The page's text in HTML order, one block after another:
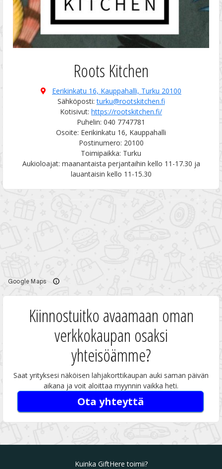
Roots Kitchen
Eerikinkatu 16, Kauppahalli, Turku 20100
Sähköposti:turku@rootskitchen.fi
Kotisivut: https://rootskitchen.fi/
Puhelin: 040 7747781
Osoite: Eerikinkatu 16, Kauppahalli
Postinumero: 20100
Toimipaikka: Turku
Aukioloajat: maanantaista perjantaihin kello 11-17.30 ja
lauantaisin kello 11-15.30
Kiinnostuitko avaamaan oman
verkkokaupan osaksi
yhteisöämme?
Saat yrityksesi näköisen lahjakorttikaupan auki saman päivän
aikana ja voit aloittaa myynnin vaikka heti.
Ota yhteyttä
Kuinka GiftHere toimii?